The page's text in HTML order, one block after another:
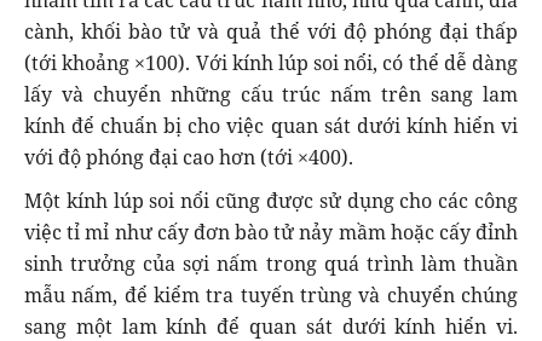
cành, khối bào tử và quả thể với độ phóng đại thấp
(tới khoảng ×100). Với kính lúp soi nổi, có thể dễ dàng
lấy và chuyển những cấu trúc nấm trên sang lam
kính để chuẩn bị cho việc quan sát dưới kính hiển vi
với độ phóng đại cao hơn (tới ×400).
Một kính lúp soi nổi cũng được sử dụng cho các công
việc tỉ mỉ như cấy đơn bào tử nảy mầm hoặc cấy đỉnh
sinh trưởng của sợi nấm trong quá trình làm thuần
mẫu nấm, để kiểm tra tuyến trùng và chuyển chúng
sang một lam kính để quan sát dưới kính hiển vi.